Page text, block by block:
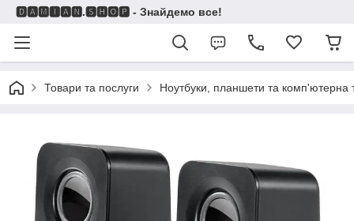
🅳🅰🅼🅸🅰🅽.🆂🅷🅾🅿 - Знайдемо все!
Товари та послуги Ноутбуки, планшети та комп'ютерна